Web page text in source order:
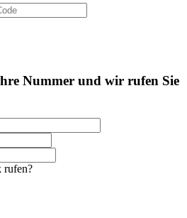
Nummer und wir rufen Sie
rufen?